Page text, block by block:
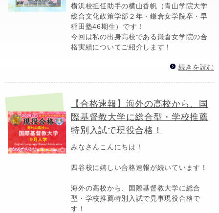
横浜校担任助手の横山香帆（青山学院大学
総合文化政策学部２年・鎌倉女学院卒・早
稲田塾46期生）です！
今回は私の出身高校である鎌倉女学院の合
格実績についてご紹介します！
続きを読む
【合格速報】海外の高校から、国
際基督教大学に総合型・学校推薦
特別入試で現役合格！
みなさんこんにちは！
四谷校に嬉しい合格速報が続いています！
海外の高校から、国際基督教大学に総合
型・学校推薦特別入試で見事現役合格で
す！